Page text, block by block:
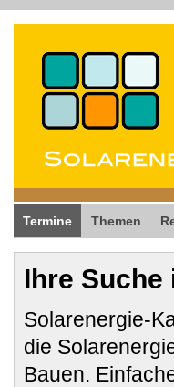
Termine Themen
Ihre
Solarenergie-
die
Bauen.